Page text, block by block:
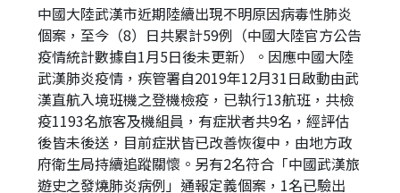
中國大陸武漢市近期陸續出現不明原因病毒性肺炎
個案，至今（8）日共累計59例（中國大陸官方公告
疫情統計數據自1月5日後未更新）。因應中國大陸
武漢肺炎疫情，疾管署自2019年12月31日啟動由武
漢直航入境班機之登機檢疫，已執行13航班，共檢
疫1193名旅客及機組員，有症狀者共9名，經評估
後皆未後送，目前症狀皆已改善恢復中，由地方政
府衛生局持續追蹤關懷。另有2名符合「中國武漢旅
遊史之發燒肺炎病例」通報定義個案，1名已驗出